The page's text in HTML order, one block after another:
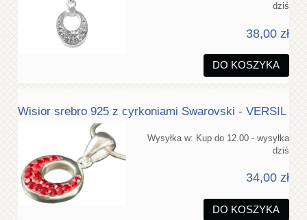
dziś
38,00 zł
DO KOSZYKA
Wisior srebro 925 z cyrkoniami Swarovski - VERSIL
Wysyłka w: Kup do 12.00 - wysyłka
dziś
34,00 zł
DO KOSZYKA